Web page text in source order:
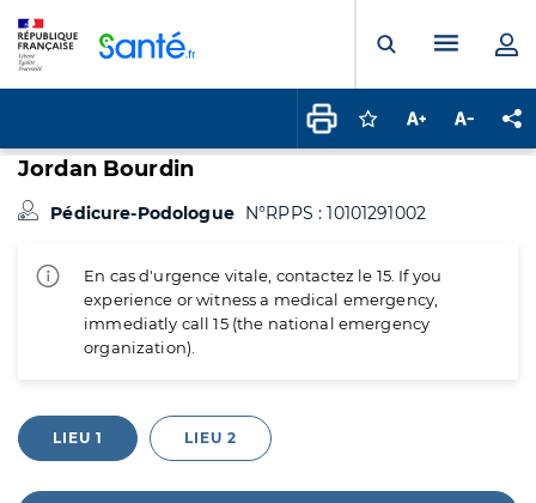
Ouvrir laMenu
Connectez-vous
Augmenter la
Jordan Bourdin
Pédicure-Podologue N°RPPS : 10101291002
En cas d'urgence vitale, contactez le 15. If you
experience or witness a medical emergency,
immediatly call 15 (the national emergency
organization).
LIEU 1 LIEU 2